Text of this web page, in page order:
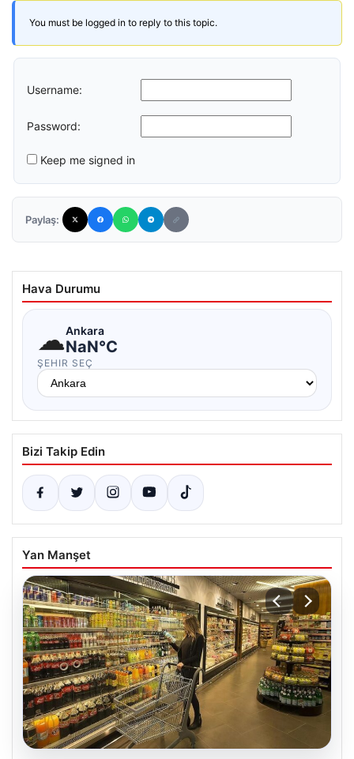
You must be logged in to reply to this topic.
Username:
Password:
Keep me signed in
Paylaş:
Hava Durumu
☁Ankara
NaN°C
ŞEHIR SEÇ
Bizi Takip Edin
Yan Manşet